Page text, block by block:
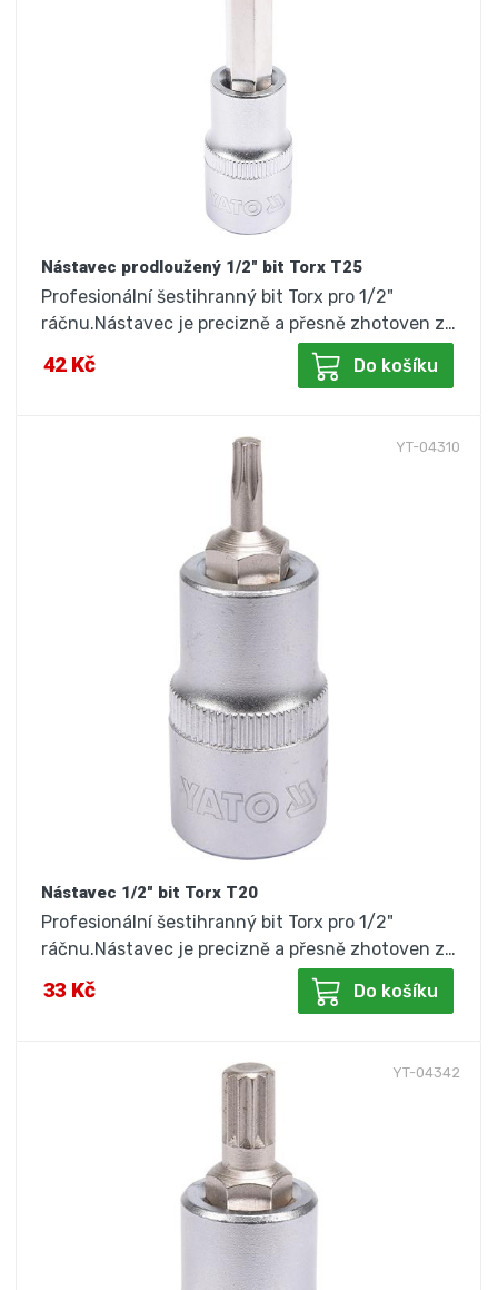
Nástavec prodloužený 1/2" bit Torx T25
Profesionální šestihranný bit Torx pro 1/2"
ráčnu.Nástavec je precizně a přesně zhotoven z…
42 Kč Do košíku
YT-04310
Nástavec 1/2" bit Torx T20
Profesionální šestihranný bit Torx pro 1/2"
ráčnu.Nástavec je precizně a přesně zhotoven z…
33 Kč Do košíku
YT-04342